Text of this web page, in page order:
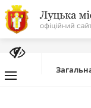
На
головну